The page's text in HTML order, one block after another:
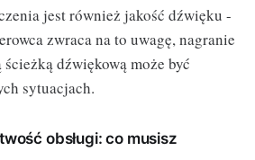
jest również jakość dźwięku -
zwraca na to uwagę, nagranie
dźwiękową może być
sytuacjach.
obsługi: co musisz